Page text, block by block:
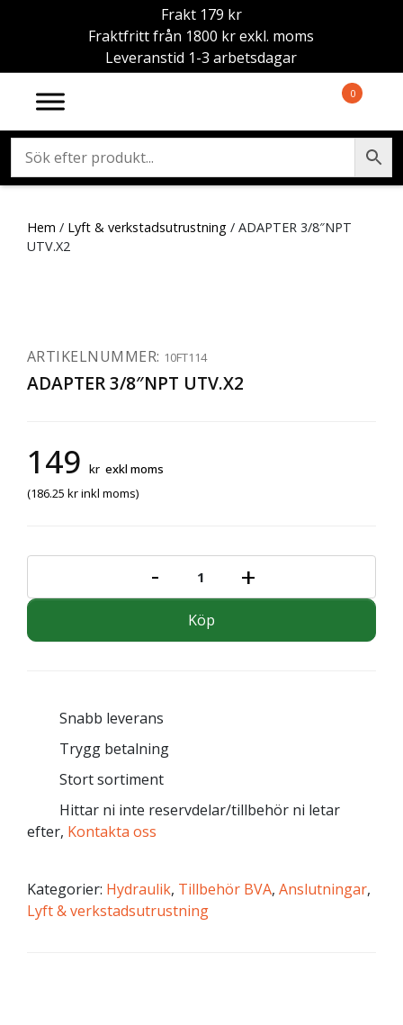
Frakt 179 kr
Fraktfritt från 1800 kr exkl. moms
Leveranstid 1-3 arbetsdagar
0
Hem / Lyft & verkstadsutrustning/ ADAPTER 3/8″NPT
UTV.X2
ARTIKELNUMMER: 10FT114
ADAPTER 3/8″NPT UTV.X2
149 kr exkl moms
(186.25 krinkl moms)
- ADAPTER 3/8"NPT UTV.X2 mängd
+
Köp
Snabb leverans
Trygg betalning
Stort sortiment
Hittar ni inte reservdelar/tillbehör ni letar
efter, Kontakta oss
Kategorier: Hydraulik, Tillbehör BVA, Anslutningar,
Lyft & verkstadsutrustning